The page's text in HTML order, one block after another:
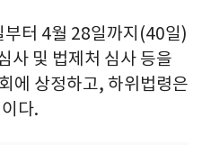
터 4월 28일까지(40일)
사 및 법제처 심사 등을
에 상정하고, 하위법령은
다.